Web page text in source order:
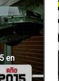
en